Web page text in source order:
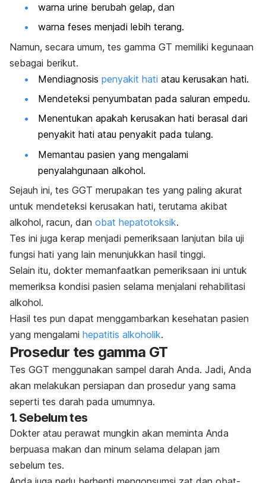
warna urine berubah gelap, dan
warna feses menjadi lebih terang.
Namun, secara umum, tes gamma GT memiliki kegunaan
sebagai berikut.
Mendiagnosis penyakit hati atau kerusakan hati.
Mendeteksi penyumbatan pada saluran empedu.
Menentukan apakah kerusakan hati berasal dari
penyakit hati atau penyakit pada tulang.
Memantau pasien yang mengalami
penyalahgunaan alkohol.
Sejauh ini, tes GGT merupakan tes yang paling akurat
untuk mendeteksi kerusakan hati, terutama akibat
alkohol, racun, dan obat hepatotoksik.
Tes ini juga kerap menjadi pemeriksaan lanjutan bila uji
fungsi hati yang lain menunjukkan hasil tinggi.
Selain itu, dokter memanfaatkan pemeriksaan ini untuk
memeriksa kondisi pasien selama menjalani rehabilitasi
alkohol.
Hasil tes pun dapat menggambarkan kesehatan pasien
yang mengalami hepatitis alkoholik.
Prosedur tes gamma GT
Tes GGT menggunakan sampel darah Anda. Jadi, Anda
akan melakukan persiapan dan prosedur yang sama
seperti tes darah pada umumnya.
1. Sebelum tes
Dokter atau perawat mungkin akan meminta Anda
berpuasa makan dan minum selama delapan jam
sebelum tes.